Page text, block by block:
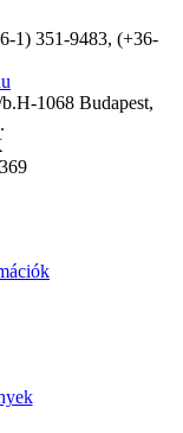
1) 351-9483, (+36-
H-1068 Budapest,